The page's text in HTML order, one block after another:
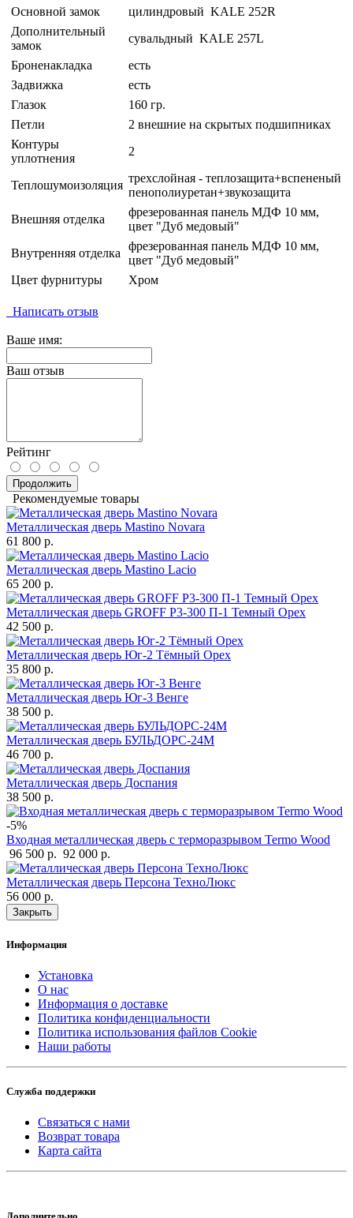
Основной замок
цилиндровый KALE 252R
Дополнительный
замок
сувальдный KALE 257L
Броненакладка
есть
Задвижка
есть
Глазок
160 гр.
Петли
2 внешние на скрытых подшипниках
Контуры
уплотнения
2
Теплошумоизоляция
трехслойная - теплозащита+вспененый
пенополиуретан+звукозащита
Внешняя отделка
фрезерованная панель МДФ 10 мм,
цвет "Дуб медовый"
Внутренняя отделка
фрезерованная панель МДФ 10 мм,
цвет "Дуб медовый"
Цвет фурнитуры
Хром
Написать отзыв
Ваше имя:
Ваш отзыв
Рейтинг
Продолжить
Рекомендуемые товары
Металлическая дверь Mastino Novara
61 800 р.
Металлическая дверь Mastino Lacio
65 200 р.
Металлическая дверь GROFF P3-300 П-1 Темный Орех
42 500 р.
Металлическая дверь Юг-2 Тёмный Орех
35 800 р.
Металлическая дверь Юг-3 Венге
38 500 р.
Металлическая дверь БУЛЬДОРС-24М
46 700 р.
Металлическая дверь Доспания
38 500 р.
-5%
Входная металлическая дверь с терморазрывом Termo Wood
96 500 р. 92 000 р.
Металлическая дверь Персона ТехноЛюкс
56 000 р.
Закрыть
Информация
Установка
О нас
Информация о доставке
Политика конфиденциальности
Политика использования файлов Cookie
Наши работы
Служба поддержки
Связаться с нами
Возврат товара
Карта сайта